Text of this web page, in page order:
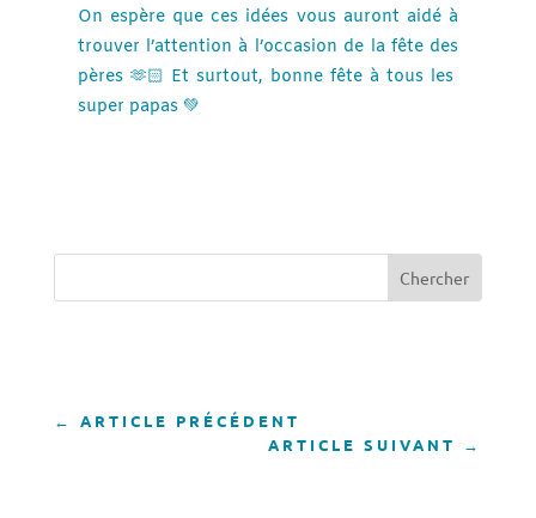
On espère que ces idées vous auront aidé à
trouver l’attention à l’occasion de la fête des
pères 🫶🏻 Et surtout, bonne fête à tous les
super papas 💚
← ARTICLE PRÉCÉDENT
ARTICLE SUIVANT
→